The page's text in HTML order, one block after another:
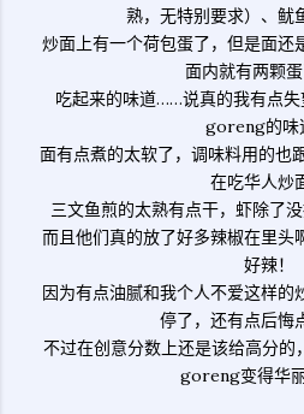
熟，无特别要求）、鱿
炒面上有一个荷包蛋了，但是面还
面内就有两颗蛋
吃起来的味道……说真的我有点
goreng的味
面有点煮的太软了，调味料用的也
在吃华人炒
三文鱼煎的太熟有点干，虾除了
而且他们真的放了好多辣椒在里头
好辣！
因为有点油腻和我个人不爱这样的
停了，还有点后悔
不过在创意分数上还是该给高分
goreng变得华丽